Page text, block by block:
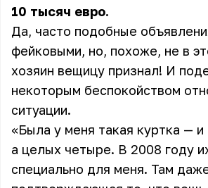
10 тысяч евро.
Да, часто подобные
фейковыми, но, похоже, не в
хозяин вещицу признал! И
некоторым беспокойством
ситуации.
«Была у меня такая куртка —
а целых четыре. В 2008 году
специально для меня. Там